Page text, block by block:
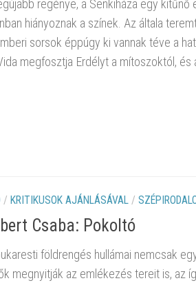
regénye, a Senkiháza egy
hiányoznak a színek. Az általa
sorsok éppúgy ki vannak téve a
megfosztja Erdélyt a mítoszoktól, és
/ KRITIKUSOK AJÁNLÁSÁVAL /
Csaba: Pokoltó
földrengés hullámai nemcsak
megnyitják az emlékezés tereit is, az